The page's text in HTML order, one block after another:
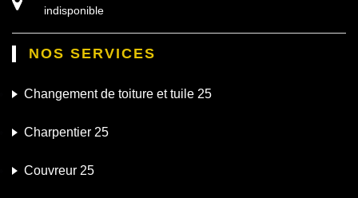
indisponible
NOS SERVICES
Changement de toiture et tuile 25
Charpentier 25
Couvreur 25